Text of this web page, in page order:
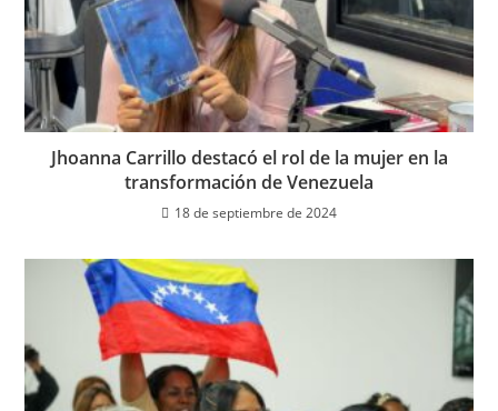
Jhoanna Carrillo destacó el rol de la mujer en la
transformación de Venezuela
18 de septiembre de 2024